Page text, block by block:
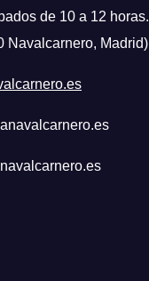
de 10 a 12 horas.
Navalcarnero, Madrid)